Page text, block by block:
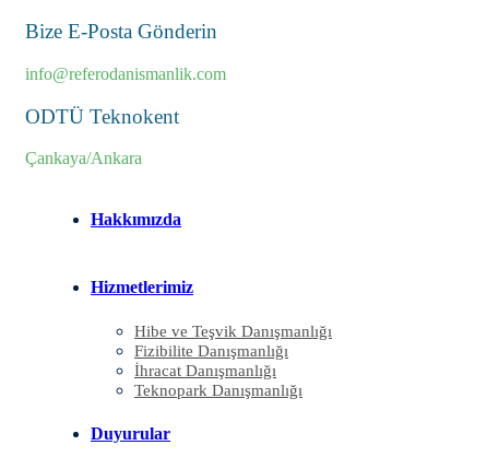
Bize E-Posta Gönderin
info@referodanismanlik.com
ODTÜ Teknokent
Çankaya/Ankara
Hakkımızda
Hizmetlerimiz
Hibe ve Teşvik Danışmanlığı
Fizibilite Danışmanlığı
İhracat Danışmanlığı
Teknopark Danışmanlığı
Duyurular